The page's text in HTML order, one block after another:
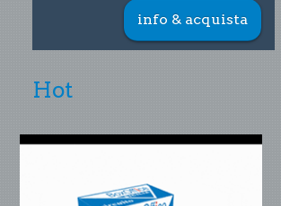
info & acquista
Hot